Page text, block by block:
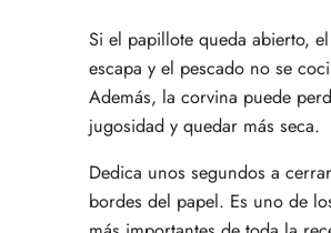
Si el papillote queda abierto,
escapa y el pescado no se
Además, la corvina puede
jugosidad y quedar más seca.
Dedica unos segundos a
bordes del papel. Es uno de